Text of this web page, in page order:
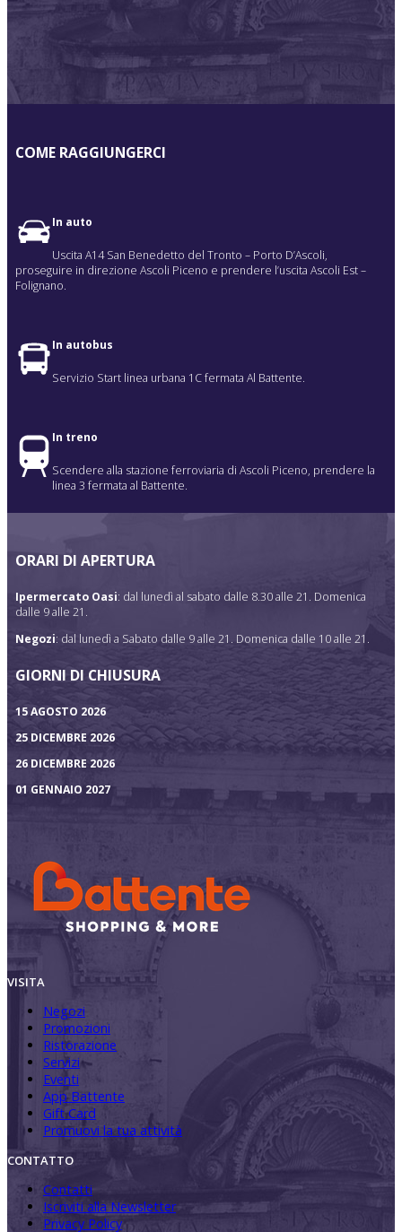
COMERAGGIUNGERCI
In auto
Uscita A14 San Benedetto del Tronto – Porto D’Ascoli,
proseguire in direzione Ascoli Piceno e prendere l’uscita Ascoli Est –
Folignano.
In autobus
Servizio Start linea urbana 1C fermata Al Battente.
In treno
Scendere alla stazione ferroviaria di Ascoli Piceno, prendere la
linea 3 fermata al Battente.
ORARI DI APERTURA
Ipermercato Oasi: dal lunedì al sabato dalle 8.30 alle 21. Domenica
dalle 9 alle 21.
Negozi: dal lunedì a Sabato dalle 9 alle 21. Domenica dalle 10 alle 21.
GIORNI DI CHIUSURA
15 AGOSTO 2026
25 DICEMBRE 2026
26 DICEMBRE 2026
01 GENNAIO 2027
VISITA
Negozi
Promozioni
Ristorazione
Servizi
Eventi
App Battente
Gift Card
Promuovi la tua attività
CONTATTO
Contatti
Iscriviti alla Newsletter
Privacy Policy